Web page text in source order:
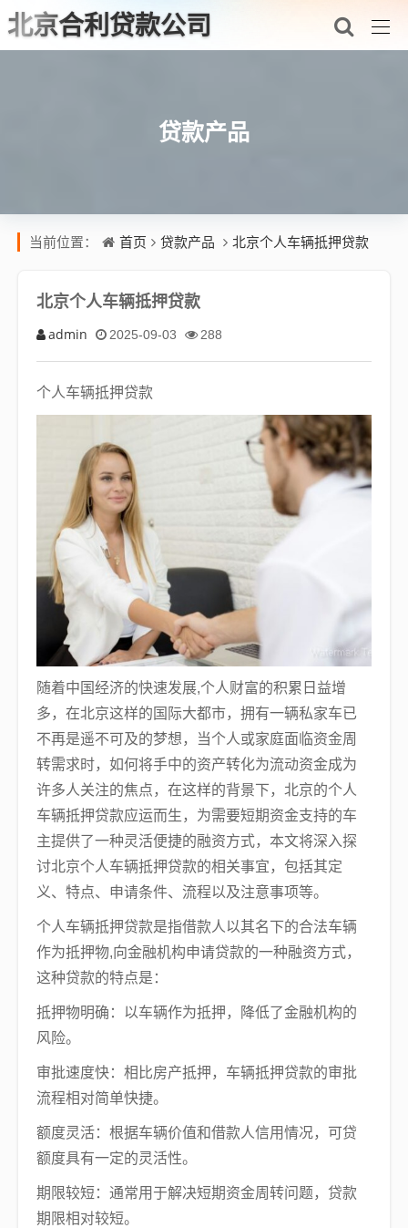
北京合利贷款公司
贷款产品
当前位置： 首页 贷款产品 北京个人车辆抵押贷款
北京个人车辆抵押贷款
admin 2025-09-03 288
个人车辆抵押贷款
随着中国经济的快速发展,个人财富的积累日益增
多，在北京这样的国际大都市，拥有一辆私家车已
不再是遥不可及的梦想，当个人或家庭面临资金周
转需求时，如何将手中的资产转化为流动资金成为
许多人关注的焦点，在这样的背景下，北京的个人
车辆抵押贷款应运而生，为需要短期资金支持的车
主提供了一种灵活便捷的融资方式，本文将深入探
讨北京个人车辆抵押贷款的相关事宜，包括其定
义、特点、申请条件、流程以及注意事项等。
个人车辆抵押贷款是指借款人以其名下的合法车辆
作为抵押物,向金融机构申请贷款的一种融资方式，
这种贷款的特点是：
抵押物明确：以车辆作为抵押，降低了金融机构的
风险。
审批速度快：相比房产抵押，车辆抵押贷款的审批
流程相对简单快捷。
额度灵活：根据车辆价值和借款人信用情况，可贷
额度具有一定的灵活性。
期限较短：通常用于解决短期资金周转问题，贷款
期限相对较短。